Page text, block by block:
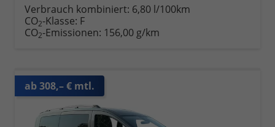
Verbrauch kombiniert: 6,80 l/100km
CO2-Klasse: F
CO2-Emissionen: 156,00 g/km
ab 308,– € mtl.